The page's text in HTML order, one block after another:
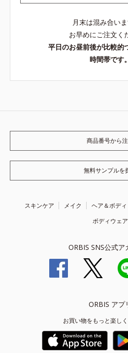
月末は混み合い
お早めにご注文く
平日のお昼前後が比較的
時間帯です。
商品番号から
無料サンプルを
スキンケア メイク ヘア＆ボディ
ボディウェア
ORBIS SNS公式ア
ORBIS アプ
お買い物をもっと楽し